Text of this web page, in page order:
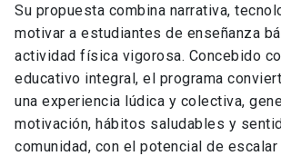
Su propuesta combina narrativa,
motivar a estudiantes de enseñanza
actividad física vigorosa. Concebido
educativo integral, el programa
una experiencia lúdica y colectiva,
motivación, hábitos saludables y
comunidad, con el potencial de